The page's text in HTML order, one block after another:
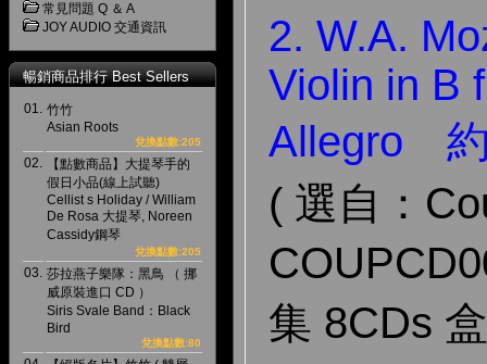
常見問題 Q ＆ A
JOY AUDIO 交通資訊
暢銷商品排行 Best Sellers
01. 竹竹
Asian Roots
兌換點數:205
02.
【點數商品】大提琴手的
假日小品(線上試聽)
Cellist s Holiday / William
De Rosa 大提琴, Noreen
Cassidy鋼琴
兌換點數:205
03. 莎拉燕子樂隊：黑鳥 （ 挪
威原裝進口 CD ）
Siris Svale Band：Black
Bird
兌換點數:80
2. W.A.
Violin in B
Allegro 約
( 選自：
集 8CDs